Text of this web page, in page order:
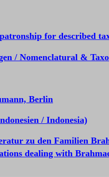
for described
/ Nomenclatural &
Berlin
/ Indonesia)
zu den Familien
dealing with